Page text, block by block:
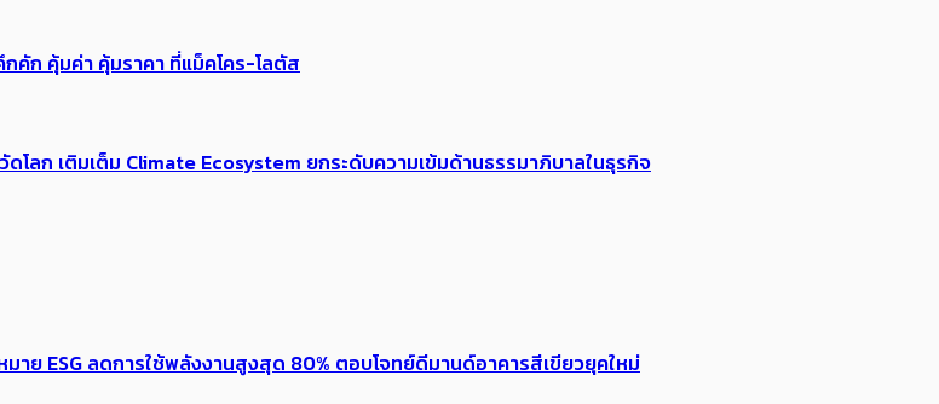
คัก คุ้มค่า คุ้มราคา ที่แม็คโคร-โลตัส
โลก เติมเต็ม ​Climate Ecosystem ยกระดับ​ความเข้มด้านธรรมาภิบาล​ในธุรกิจ
าย ESG ลดการใช้พลังงานสูงสุด 80% ตอบโจทย์ดีมานด์อาคารสีเขียวยุคใหม่